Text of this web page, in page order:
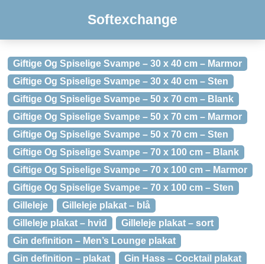
Softexchange
Giftige Og Spiselige Svampe – 30 x 40 cm – Marmor
Giftige Og Spiselige Svampe – 30 x 40 cm – Sten
Giftige Og Spiselige Svampe – 50 x 70 cm – Blank
Giftige Og Spiselige Svampe – 50 x 70 cm – Marmor
Giftige Og Spiselige Svampe – 50 x 70 cm – Sten
Giftige Og Spiselige Svampe – 70 x 100 cm – Blank
Giftige Og Spiselige Svampe – 70 x 100 cm – Marmor
Giftige Og Spiselige Svampe – 70 x 100 cm – Sten
Gilleleje
Gilleleje plakat – blå
Gilleleje plakat – hvid
Gilleleje plakat – sort
Gin definition – Men’s Lounge plakat
Gin definition – plakat
Gin Hass – Cocktail plakat